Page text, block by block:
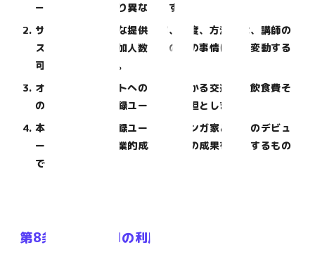
ービスの種類により異なります。
サービスの具体的な提供内容、頻度、方法等は、講師の
スケジュール、参加人数、その他の事情により変動する
可能性があります。
オフラインイベントへの参加にかかる交通費、飲食費そ
の他の費用は、登録ユーザーの負担とします。
本サービスは、登録ユーザーのマンガ家としてのデビュ
ー、連載獲得、商業的成功その他の成果を保証するもの
ではありません。
第8条（Discordの利用）